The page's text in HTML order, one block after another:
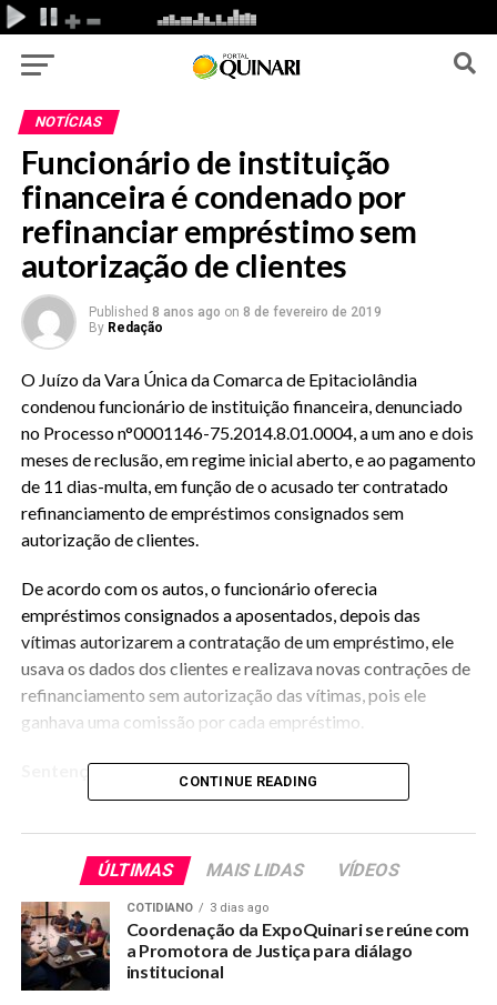
NOTÍCIAS
Funcionário de instituição
financeira é condenado por
refinanciar empréstimo sem
autorização de clientes
Published 8 anos ago on 8 de fevereiro de 2019
By Redação
O Juízo da Vara Única da Comarca de Epitaciolândia
condenou funcionário de instituição financeira, denunciado
no Processo n°0001146-75.2014.8.01.0004, a um ano e dois
meses de reclusão, em regime inicial aberto, e ao pagamento
de 11 dias-multa, em função de o acusado ter contratado
refinanciamento de empréstimos consignados sem
autorização de clientes.
De acordo com os autos, o funcionário oferecia
empréstimos consignados a aposentados, depois das
vítimas autorizarem a contratação de um empréstimo, ele
usava os dados dos clientes e realizava novas contrações de
refinanciamento sem autorização das vítimas, pois ele
ganhava uma comissão por cada empréstimo.
Sentença
Joelma Nogueira, titular da unidade judiciária, explicou que
o denunciado praticou o crime de estelionato, descrito no
artigo 171 do Código Penal (CP).
Como registrou a magistrada, “caracterizou-se o crime de
CONTINUE READING
ÚLTIMAS MAIS LIDAS VÍDEOS
COTIDIANO 3 dias ago
Coordenação da ExpoQuinari se reúne com
a Promotora de Justiça para diálago
institucional